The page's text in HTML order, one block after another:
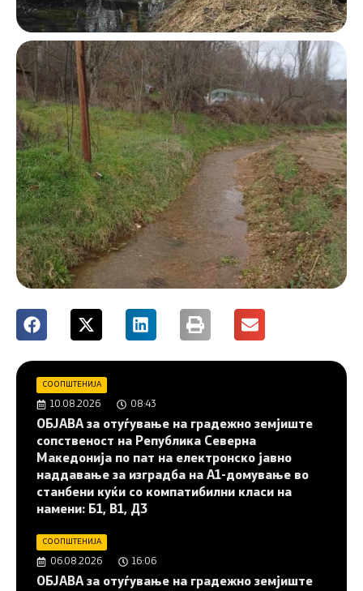
СООПШТЕНИЈА
10.08.2026 08:43
ОБЈАВА за отуѓување на градежно земјиште
сопственост на Република Северна
Македонија по пат на електронско јавно
наддавање за изградба на A1-домување во
станбени куќи со компатибилни класи на
намени: Б1, В1, Д3
СООПШТЕНИЈА
06.08.2026 16:06
ОБЈАВА за отуѓување на градежно земјиште